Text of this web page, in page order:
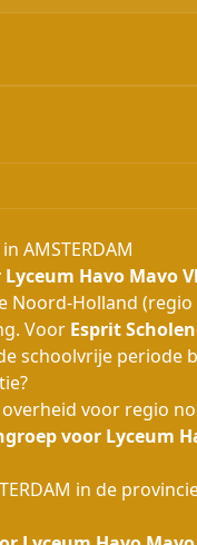
AMSTERDAM
Havo Mavo
Noord-Holland
Voor Esprit
schoolvrije periode
voor regio
voor Lyceum
in de